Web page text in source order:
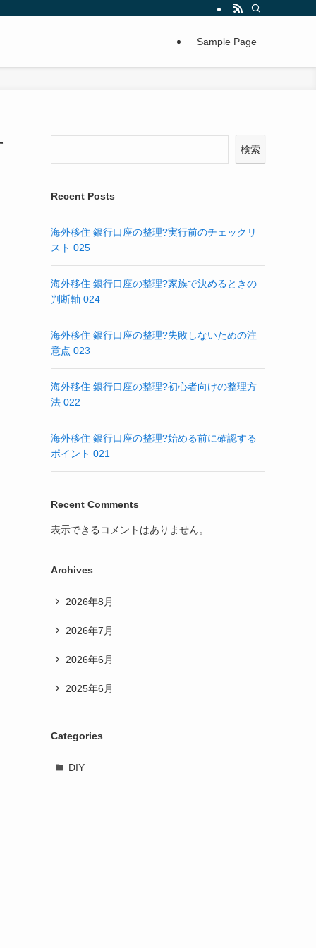
Sample Page
検索
Recent Posts
海外移住 銀行口座の整理?実行前のチェックリ
スト 025
海外移住 銀行口座の整理?家族で決めるときの
判断軸 024
海外移住 銀行口座の整理?失敗しないための注
意点 023
海外移住 銀行口座の整理?初心者向けの整理方
法 022
海外移住 銀行口座の整理?始める前に確認する
ポイント 021
Recent Comments
表示できるコメントはありません。
Archives
2026年8月
2026年7月
2026年6月
2025年6月
Categories
DIY